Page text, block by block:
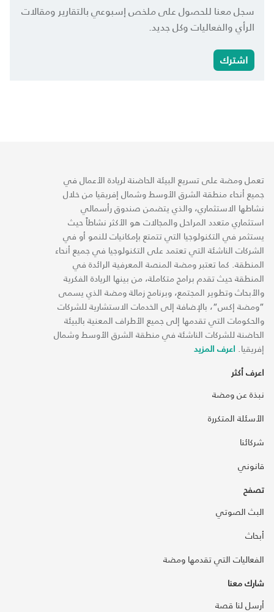
سجل معنا للحصول على ملخص إسبوعي بالتقارير ومقالات
الرأي والفعاليات وكل جديد.
اشترك
تعمل ومضة على تسريع البيئة الحاضنة لريادة الأعمال في
جميع أنحاء منطقة الشرق الأوسط وشمال إفريقيا من خلال
نشاطها الاستثماري، والذي يتضمن صندوق رأسمالي
استثماري متعدد المراحل والمجالات هو الأكثر نشاطاً حيث
يستثمر في التكنولوجيا التي تتمتع بإمكانيات للنمو أو في
الشركات الناشئة التي تعتمد على التكنولوجيا في جميع أنحاء
المنطقة. كما تعتبر ومضة المنصة المعرفية الرائدة في
المنطقة حيث تقدم برامج متكاملة، من بينها الريادة الفكرية
والأبحاث وتطوير المجتمع، وبرنامج زمالة ومضة الذي يسمى
“ومضة إكس“، بالإضافة إلى الخدمات الاستشارية للشركات
والحكومات التي تقدمها إلى جميع الأطراف المعنية بالبيئة
الحاضنة للشركات الناشئة في منطقة الشرق الأوسط وشمال
إفريقيا. اعرف المزيد
اعرف أكثر
نبذة عن ومضة
الأسئلة المتكررة
شركائنا
قانوني
تصفح
البث الصوتي
أبحاث
الفعاليات التي تقدمها ومضة
شارك معنا
أرسل لنا قصة